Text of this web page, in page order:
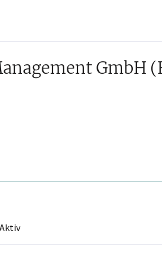
GmbH
Aktiv